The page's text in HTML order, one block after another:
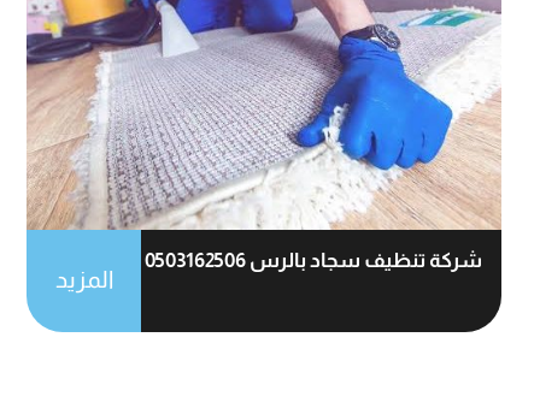
شركة تنظيف سجاد بالرس 0503162506
المزيد